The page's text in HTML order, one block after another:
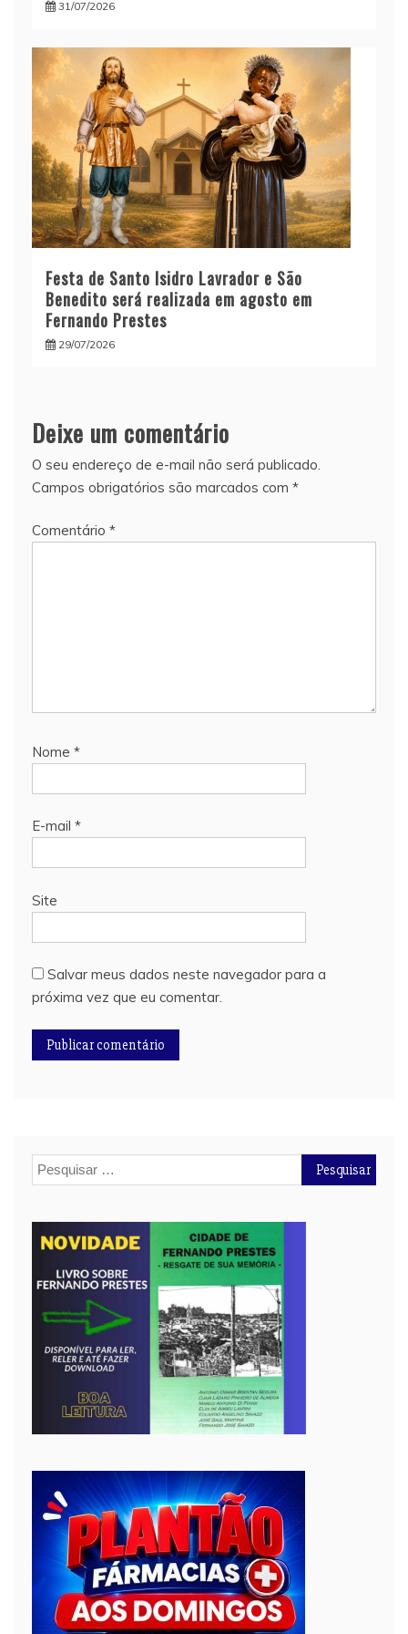
31/07/2026
Festa de Santo Isidro Lavrador e São
Benedito será realizada em agosto em
Fernando Prestes
29/07/2026
Deixe um comentário
O seu endereço de e-mail não será publicado.
Campos obrigatórios são marcados com *
Comentário *
Nome *
E-mail *
Site
Salvar meus dados neste navegador para a
próxima vez que eu comentar.
Pesquisar
por: